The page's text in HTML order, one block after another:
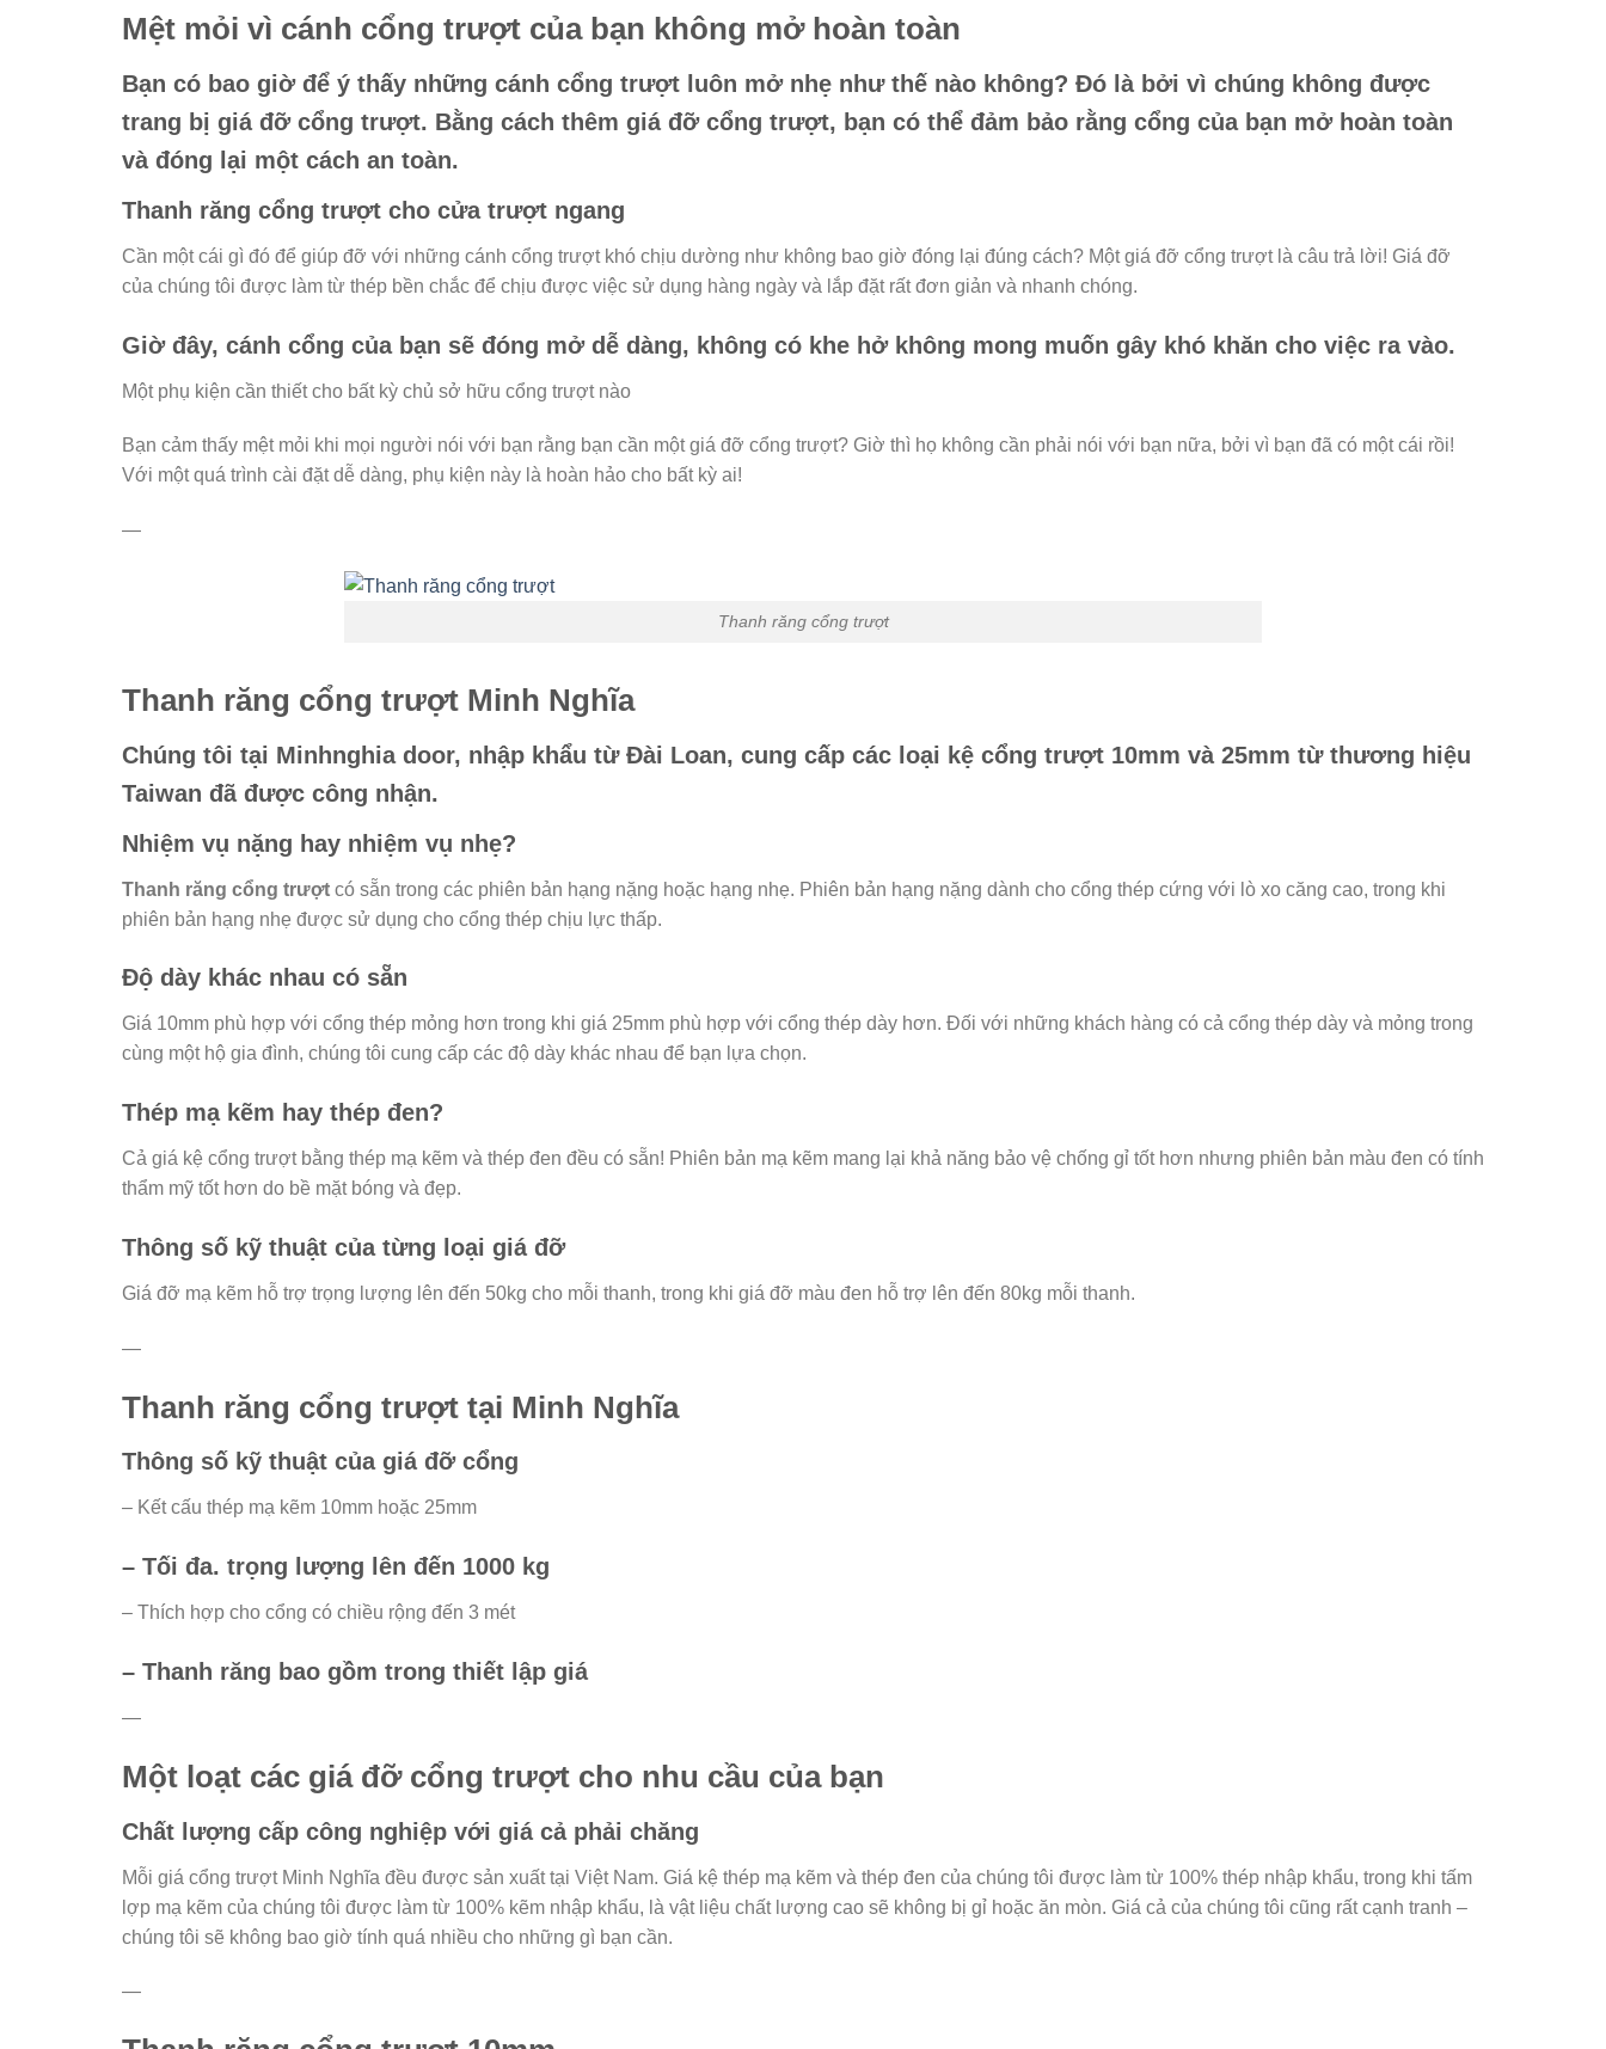
Mệt mỏi vì cánh cổng trượt của bạn không mở hoàn toàn
Bạn có bao giờ để ý thấy những cánh cổng trượt luôn mở nhẹ như thế nào không? Đó là bởi vì chúng không được
trang bị giá đỡ cổng trượt. Bằng cách thêm giá đỡ cổng trượt, bạn có thể đảm bảo rằng cổng của bạn mở hoàn toàn
và đóng lại một cách an toàn.
Thanh răng cổng trượt cho cửa trượt ngang
Cần một cái gì đó để giúp đỡ với những cánh cổng trượt khó chịu dường như không bao giờ đóng lại đúng cách? Một giá đỡ cổng trượt là câu trả lời! Giá đỡ
của chúng tôi được làm từ thép bền chắc để chịu được việc sử dụng hàng ngày và lắp đặt rất đơn giản và nhanh chóng.
Giờ đây, cánh cổng của bạn sẽ đóng mở dễ dàng, không có khe hở không mong muốn gây khó khăn cho việc ra vào.
Một phụ kiện cần thiết cho bất kỳ chủ sở hữu cổng trượt nào
Bạn cảm thấy mệt mỏi khi mọi người nói với bạn rằng bạn cần một giá đỡ cổng trượt? Giờ thì họ không cần phải nói với bạn nữa, bởi vì bạn đã có một cái rồi!
Với một quá trình cài đặt dễ dàng, phụ kiện này là hoàn hảo cho bất kỳ ai!
—
Thanh răng cổng trượt
Thanh răng cổng trượt Minh Nghĩa
Chúng tôi tại Minhnghia door, nhập khẩu từ Đài Loan, cung cấp các loại kệ cổng trượt 10mm và 25mm từ thương hiệu
Taiwan đã được công nhận.
Nhiệm vụ nặng hay nhiệm vụ nhẹ?
Thanh răng cổng trượt có sẵn trong các phiên bản hạng nặng hoặc hạng nhẹ. Phiên bản hạng nặng dành cho cổng thép cứng với lò xo căng cao, trong khi
phiên bản hạng nhẹ được sử dụng cho cổng thép chịu lực thấp.
Độ dày khác nhau có sẵn
Giá 10mm phù hợp với cổng thép mỏng hơn trong khi giá 25mm phù hợp với cổng thép dày hơn. Đối với những khách hàng có cả cổng thép dày và mỏng trong
cùng một hộ gia đình, chúng tôi cung cấp các độ dày khác nhau để bạn lựa chọn.
Thép mạ kẽm hay thép đen?
Cả giá kệ cổng trượt bằng thép mạ kẽm và thép đen đều có sẵn! Phiên bản mạ kẽm mang lại khả năng bảo vệ chống gỉ tốt hơn nhưng phiên bản màu đen có tính
thẩm mỹ tốt hơn do bề mặt bóng và đẹp.
Thông số kỹ thuật của từng loại giá đỡ
Giá đỡ mạ kẽm hỗ trợ trọng lượng lên đến 50kg cho mỗi thanh, trong khi giá đỡ màu đen hỗ trợ lên đến 80kg mỗi thanh.
—
Thanh răng cổng trượt tại Minh Nghĩa
Thông số kỹ thuật của giá đỡ cổng
– Kết cấu thép mạ kẽm 10mm hoặc 25mm
– Tối đa. trọng lượng lên đến 1000 kg
– Thích hợp cho cổng có chiều rộng đến 3 mét
– Thanh răng bao gồm trong thiết lập giá
—
Một loạt các giá đỡ cổng trượt cho nhu cầu của bạn
Chất lượng cấp công nghiệp với giá cả phải chăng
Mỗi giá cổng trượt Minh Nghĩa đều được sản xuất tại Việt Nam. Giá kệ thép mạ kẽm và thép đen của chúng tôi được làm từ 100% thép nhập khẩu, trong khi tấm
lợp mạ kẽm của chúng tôi được làm từ 100% kẽm nhập khẩu, là vật liệu chất lượng cao sẽ không bị gỉ hoặc ăn mòn. Giá cả của chúng tôi cũng rất cạnh tranh –
chúng tôi sẽ không bao giờ tính quá nhiều cho những gì bạn cần.
—